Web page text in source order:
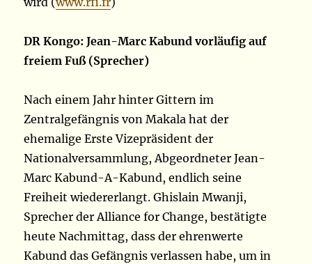
DR Kongo: Jean-Marc Kabund vorläufig auf
freiem Fuß (Sprecher)
Nach einem Jahr hinter Gittern im
Zentralgefängnis von Makala hat der
ehemalige Erste Vizepräsident der
Nationalversammlung, Abgeordneter Jean-
Marc Kabund-A-Kabund, endlich seine
Freiheit wiedererlangt. Ghislain Mwanji,
Sprecher der Alliance for Change, bestätigte
heute Nachmittag, dass der ehrenwerte
Kabund das Gefängnis verlassen habe, um in